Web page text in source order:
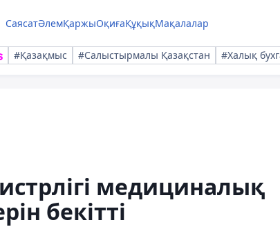
СаясатӘлемҚаржыОқиғаҚұқықМақалалар
#Қазақмыс #Салыстырмалы Қазақстан #Халық
медициналық
бекітті